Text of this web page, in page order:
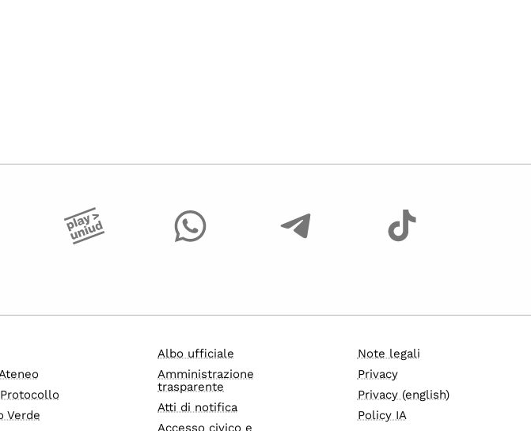
Verde
Albo ufficiale
Amministrazione
trasparente
Atti di notifica
Accesso civico e
Note legali
Privacy
Privacy (english)
Policy IA